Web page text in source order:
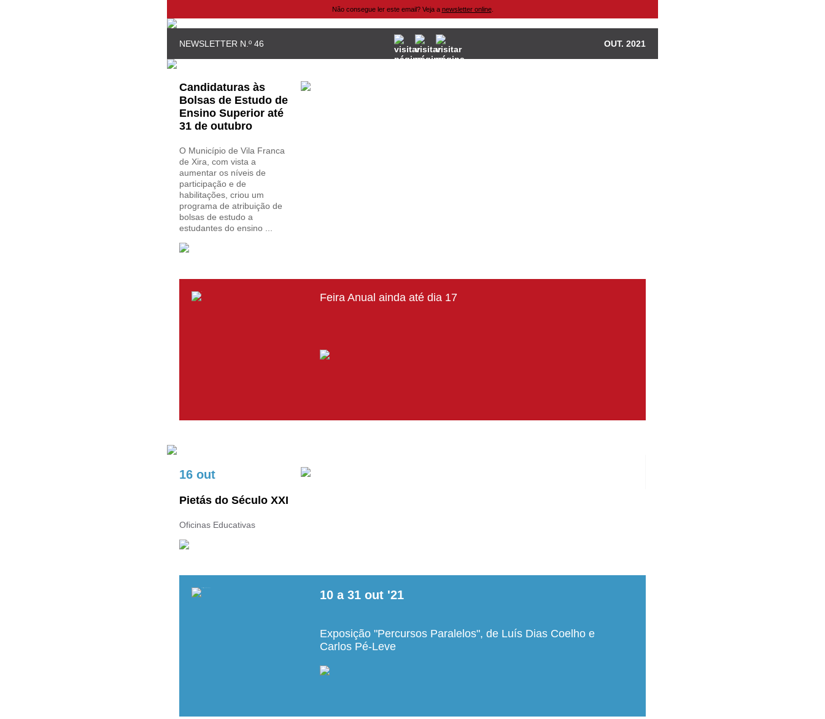
Não consegue ler este email? Veja a newsletter online.
NEWSLETTER N.º 46 OUT. 2021
Candidaturas às
Bolsas de Estudo de
Ensino Superior até
31 de outubro
O Município de Vila Franca
de Xira, com vista a
aumentar os níveis de
participação e de
habilitações, criou um
programa de atribuição de
bolsas de estudo a
estudantes do ensino ...
Feira Anual ainda até dia 17
16 out
Pietás do Século XXI
Oficinas Educativas
10 a 31 out '21
Exposição "Percursos Paralelos", de Luís Dias Coelho e
Carlos Pé-Leve